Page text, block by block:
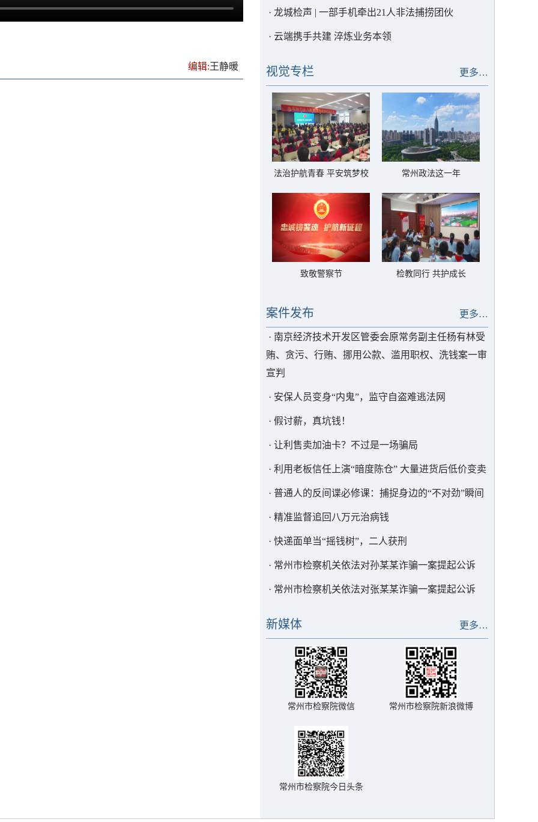
编辑:王静暖
· 龙城检声 | 一部手机牵出21人非法捕捞团伙
· 云端携手共建 淬炼业务本领
更多…
视觉专栏
法治护航青春 平安筑梦校
常州政法这一年
致敬警察节 检教同行 共护成长
更多…
案件发布
· 南京经济技术开发区管委会原常务副主任杨有林受
贿、贪污、行贿、挪用公款、滥用职权、洗钱案一审
宣判
· 安保人员变身“内鬼”，监守自盗难逃法网
· 假讨薪，真坑钱！
· 让利售卖加油卡？不过是一场骗局
· 利用老板信任上演“暗度陈仓” 大量进货后低价变卖
· 普通人的反间谍必修课：捕捉身边的“不对劲”瞬间
· 精准监督追回八万元治病钱
· 快递面单当“摇钱树”，二人获刑
· 常州市检察机关依法对孙某某诈骗一案提起公诉
· 常州市检察机关依法对张某某诈骗一案提起公诉
更多…
新媒体
常州市检察院微信 常州市检察院新浪微博
常州市检察院今日头条